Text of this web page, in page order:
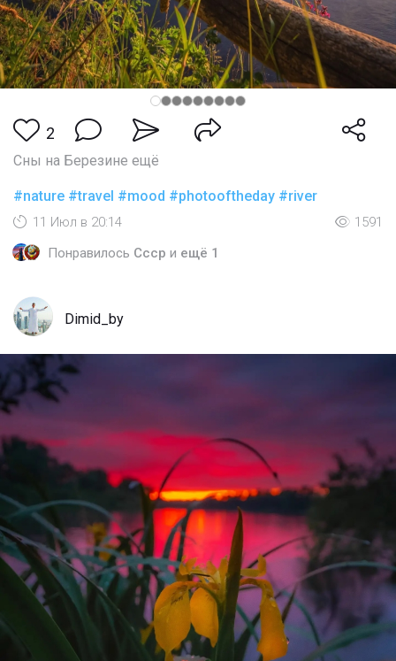
2
Сны на Березине ещё
#nature #travel #mood #photooftheday #river
11 Июл в 20:14
1591
Понравилось Cccp и ещё 1
Dimid_by